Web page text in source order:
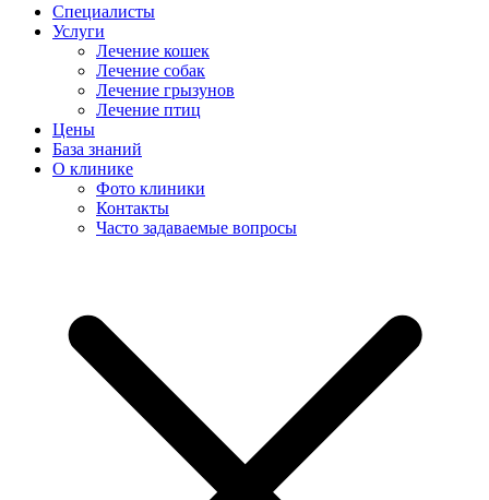
Специалисты
Услуги
Лечение кошек
Лечение собак
Лечение грызунов
Лечение птиц
Цены
База знаний
О клинике
Фото клиники
Контакты
Часто задаваемые вопросы